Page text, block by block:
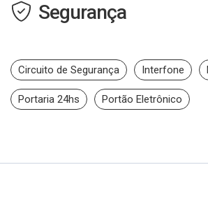
Segurança
Circuito de Segurança Interfone
Portaria 24hs Portão Eletrônico